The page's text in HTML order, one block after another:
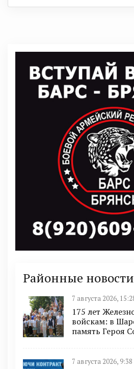
Районные новости
7 августа 2026,
175 лет
войскам: в
память Героя
7 августа 2026, 9:38